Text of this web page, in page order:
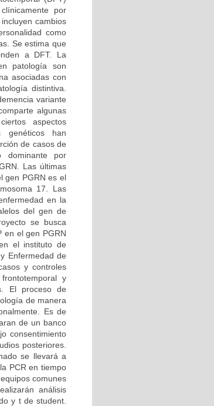
por
cambios
como
Se estima que
a DFT. La
patología son
asociadas con
distintiva.
variante
algunas
aspectos
genéticos han
de casos de
dominante por
Las últimas
gen PGRN es el
17. Las
en la
del gen de
se busca
en el gen PGRN
el instituto de
Enfermedad de
y controles
y
El proceso de
de manera
Es de
de un banco
consentimiento
posteriores.
se llevará a
PCR en tiempo
comunes
análisis
y t de student.